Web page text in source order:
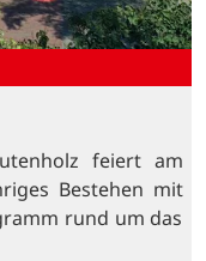
feiert am
Bestehen mit
rund um das